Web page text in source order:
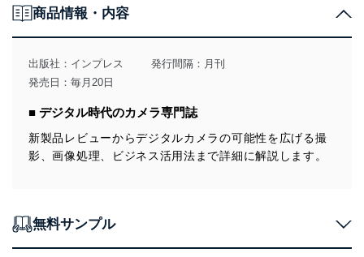
用目的を明確にし、本人の同意を得たうえで利用目的の
達成に必要な範囲内で適法かつ公正な手段によって取
得・利用・提供を行います。また、当社が保有している
個人情報は、同意を得ずに目的外利用、第三者への提
みを確実にするため、従業者等の教育を徹底してまいり
ます。また、目的外利用を行わないために、適切な管理
措置を講じます。
その他の規範を遵守します。また、当社の管理の仕組み
商品情報・内容
出版社： インプレス
発行間隔：月刊
発売日：毎月20日
■ デジタル時代のカメラ専門誌
新製品レビューからデジタルカメラの可能性を広げる撮
影、画像処理、ビジネス活用法まで詳細に解説します。
無料サンプル